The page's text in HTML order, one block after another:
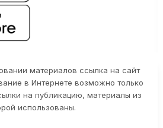
материалов ссылка на сайт
в Интернете возможно только
на публикацию, материалы из
использованы.